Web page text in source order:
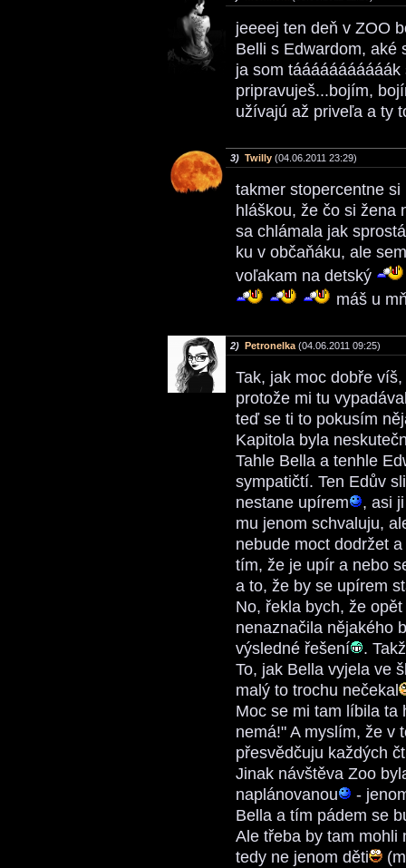
jeeeej ten deň v ZOO
Belli s Edwardom, aké
ja som
pripravuješ...bojím,
užívajú až priveľa a ty
3) Twilly (04.06.2011 23:29)
takmer stopercentne
hláškou, že čo si žena
sa chlámala jak
ku v občaňáku, ale
voľakam na detský
máš u
2) Petronelka (04.06.2011 09:25)
Tak, jak moc dobře
protože mi tu
teď se ti to pokusím
Kapitola byla
Tahle Bella a tenhle
sympatičtí. Ten Edův
nestane upírem
, asi
mu jenom schvaluju,
nebude moct dodržet
tím, že je upír a nebo
a to, že by se upírem
No, řekla bych, že
nenaznačila nějakého
výsledné řešení
.
To, jak Bella vyjela ve
malý to trochu nečekal
Moc se mi tam líbila ta
nemá!" A myslím, že v
přesvědčuju každých
Jinak návštěva Zoo
naplánovanou
-
Bella a tím pádem se
Ale třeba by tam mohli
tedy ne jenom děti